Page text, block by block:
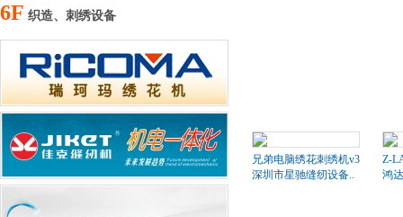
6F 织造、刺绣设备
兄弟电脑绣花刺绣机v3
深圳市星驰缝纫设备..
Z-
鸿